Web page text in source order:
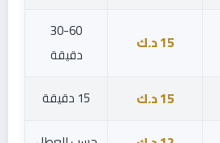
15 د.ك
30-60
دقيقة
15 د.ك
15 دقيقة